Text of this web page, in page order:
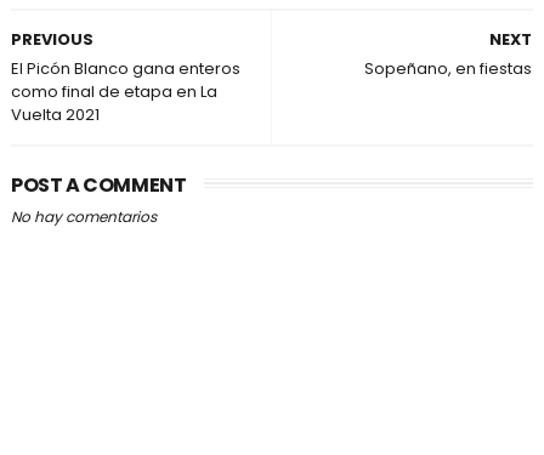
NEXT
Sopeñano, en fiestas
PREVIOUS
El Picón Blanco gana enteros
como final de etapa en La
Vuelta 2021
POST A COMMENT
No hay comentarios